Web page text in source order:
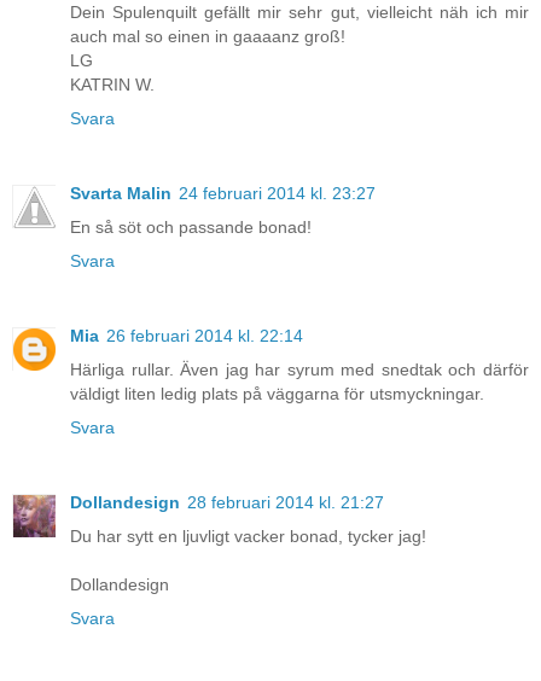
Dein Spulenquilt gefällt mir sehr gut, vielleicht näh ich mir
auch mal so einen in gaaaanz groß!
LG
KATRIN W.
Svara
Svarta Malin 24 februari 2014 kl. 23:27
En så söt och passande bonad!
Svara
Mia 26 februari 2014 kl. 22:14
Härliga rullar. Även jag har syrum med snedtak och därför
väldigt liten ledig plats på väggarna för utsmyckningar.
Svara
Dollandesign 28 februari 2014 kl. 21:27
Du har sytt en ljuvligt vacker bonad, tycker jag!
Dollandesign
Svara